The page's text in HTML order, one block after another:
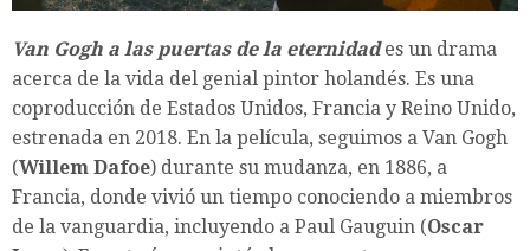
Van Gogh a las puertas de la eternidad es un drama
acerca de la vida del genial pintor holandés. Es una
coproducción de Estados Unidos, Francia y Reino Unido,
estrenada en 2018. En la película, seguimos a Van Gogh
(Willem Dafoe) durante su mudanza, en 1886, a
Francia, donde vivió un tiempo conociendo a miembros
de la vanguardia, incluyendo a Paul Gauguin (Oscar